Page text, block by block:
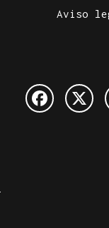
Aviso